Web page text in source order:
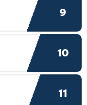
9
10
11